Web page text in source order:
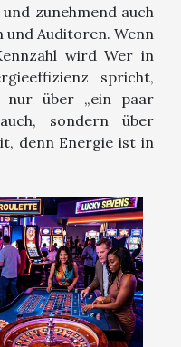
zunehmend auch
und Auditoren. Wenn
wird Wer in
spricht,
über „ein paar
sondern über
denn Energie ist in